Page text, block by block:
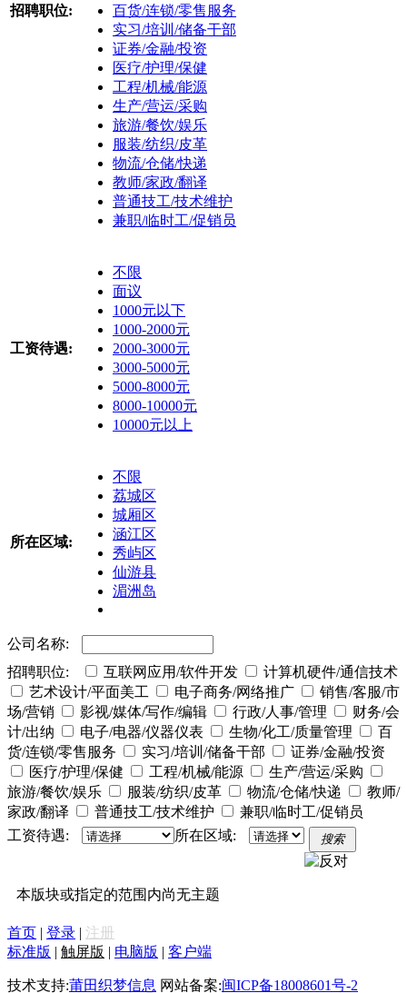
招聘职位:
百货/连锁/零售服务
实习/培训/储备干部
证券/金融/投资
医疗/护理/保健
工程/机械/能源
生产/营运/采购
旅游/餐饮/娱乐
服装/纺织/皮革
物流/仓储/快递
教师/家政/翻译
普通技工/技术维护
兼职/临时工/促销员
工资待遇:
不限
面议
1000元以下
1000-2000元
2000-3000元
3000-5000元
5000-8000元
8000-10000元
10000元以上
所在区域:
不限
荔城区
城厢区
涵江区
秀屿区
仙游县
湄洲岛
公司名称:
招聘职位:
互联网应用/软件开发
计算机硬件/通信技术
艺术设计/平面美工
电子商务/网络推广
销售/客服/市
场/营销
影视/媒体/写作/编辑 行政/人事/管理
财务/会
计/出纳
电子/电器/仪器仪表 生物/化工/质量管理
百
货/连锁/零售服务
实习/培训/储备干部
证券/金融/投资
医疗/护理/保健
工程/机械/能源
生产/营运/采购
旅游/餐饮/娱乐
服装/纺织/皮革 物流/仓储/快递
教师/
家政/翻译
普通技工/技术维护
兼职/临时工/促销员
工资待遇:
所在区域: 搜索
本版块或指定的范围内尚无主题
首页 | 登录 | 注册
标准版 | 触屏版 | 电脑版 | 客户端
技术支持:莆田织梦信息 网站备案:闽ICP备18008601号-2